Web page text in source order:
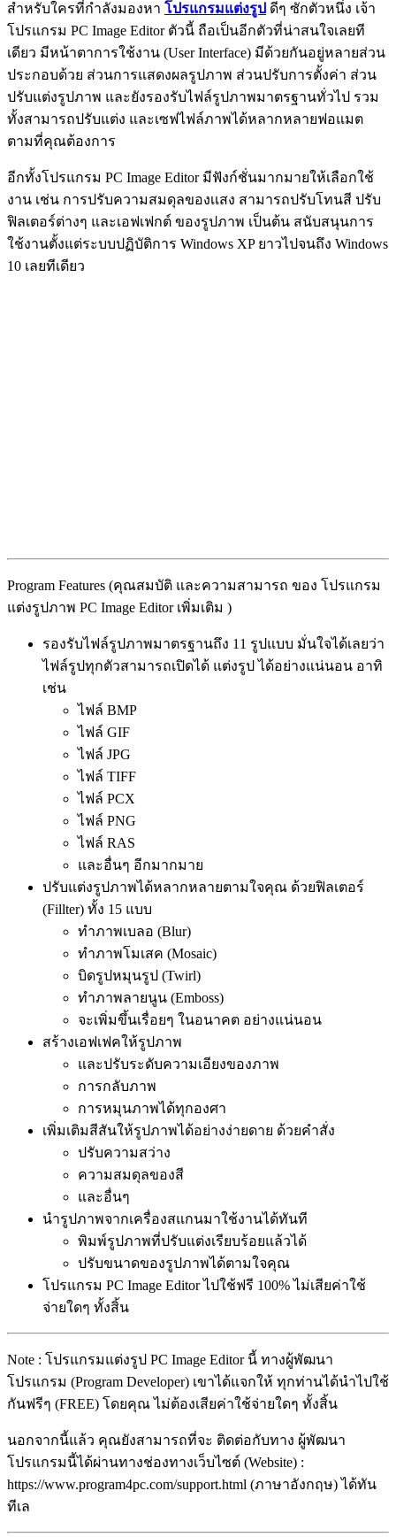
สำหรับใครที่กำลังมองหา โปรแกรมแต่งรูป ดีๆ ซักตัวหนึ่ง เจ้า
โปรแกรม PC Image Editor ตัวนี้ ถือเป็นอีกตัวที่น่าสนใจเลยที
เดียว มีหน้าตาการใช้งาน (User Interface) มีด้วยกันอยู่หลายส่วน
ประกอบด้วย ส่วนการแสดงผลรูปภาพ ส่วนปรับการตั้งค่า ส่วน
ปรับแต่งรูปภาพ และยังรองรับไฟล์รูปภาพมาตรฐานทั่วไป รวม
ทั้งสามารถปรับแต่ง และเซฟไฟล์ภาพได้หลากหลายฟอแมต
ตามที่คุณต้องการ
อีกทั้งโปรแกรม PC Image Editor มีฟังก์ชั่นมากมายให้เลือกใช้
งาน เช่น การปรับความสมดุลของเเสง สามารถปรับโทนสี ปรับ
ฟิลเตอร์ต่างๆ และเอฟเฟกต์ ของรูปภาพ เป็นต้น สนับสนุนการ
ใช้งานตั้งแต่ระบบปฏิบัติการ Windows XP ยาวไปจนถึง Windows
10 เลยทีเดียว
Program Features (คุณสมบัติ และความสามารถ ของ โปรแกรม
แต่งรูปภาพ PC Image Editor เพิ่มเติม )
รองรับไฟล์รูปภาพมาตรฐานถึง 11 รูปแบบ มั่นใจได้เลยว่า
ไฟล์รูปทุกตัวสามารถเปิดได้ แต่งรูป ได้อย่างแน่นอน อาทิ
เช่น
ไฟล์ BMP
ไฟล์ GIF
ไฟล์ JPG
ไฟล์ TIFF
ไฟล์ PCX
ไฟล์ PNG
ไฟล์ RAS
และอื่นๆ อีกมากมาย
ปรับแต่งรูปภาพได้หลากหลายตามใจคุณ ด้วยฟิลเตอร์
(Fillter) ทั้ง 15 แบบ
ทำภาพเบลอ (Blur)
ทำภาพโมเสค (Mosaic)
บิดรูปหมุนรูป (Twirl)
ทำภาพลายนูน (Emboss)
จะเพิ่มขึ้นเรื่อยๆ ในอนาคต อย่างแน่นอน
สร้างเอฟเฟคให้รูปภาพ
และปรับระดับความเอียงของภาพ
การกลับภาพ
การหมุนภาพได้ทุกองศา
เพิ่มเติมสีสันให้รูปภาพได้อย่างง่ายดาย ด้วยคำสั่ง
ปรับความสว่าง
ความสมดุลของสี
และอื่นๆ
นำรูปภาพจากเครื่องสแกนมาใช้งานได้ทันที
พิมพ์รูปภาพที่ปรับแต่งเรียบร้อยแล้วได้
ปรับขนาดของรูปภาพได้ตามใจคุณ
โปรแกรม PC Image Editor ไปใช้ฟรี 100% ไม่เสียค่าใช้
จ่ายใดๆ ทั้งสิ้น
Note : โปรแกรมแต่งรูป PC Image Editor นี้ ทางผู้พัฒนา
โปรแกรม (Program Developer) เขาได้แจกให้ ทุกท่านได้นำไปใช้
กันฟรีๆ (FREE) โดยคุณ ไม่ต้องเสียค่าใช้จ่ายใดๆ ทั้งสิ้น
นอกจากนี้แล้ว คุณยังสามารถที่จะ ติดต่อกับทาง ผู้พัฒนา
โปรแกรมนี้ได้ผ่านทางช่องทางเว็บไซต์ (Website) :
https://www.program4pc.com/support.html (ภาษาอังกฤษ) ได้ทัน
ทีเล